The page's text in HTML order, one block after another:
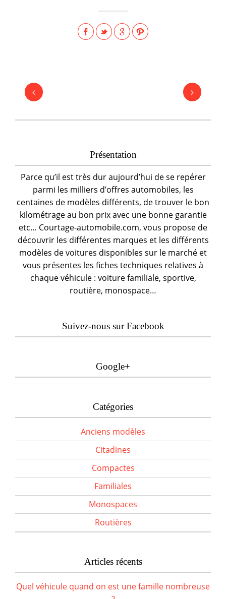
Présentation
Parce qu’il est très dur aujourd’hui de se repérer
parmi les milliers d’offres automobiles, les
centaines de modèles différents, de trouver le bon
kilométrage au bon prix avec une bonne garantie
etc… Courtage-automobile.com, vous propose de
découvrir les différentes marques et les différents
modèles de voitures disponibles sur le marché et
vous présentes les fiches techniques relatives à
chaque véhicule : voiture familiale, sportive,
routière, monospace…
Suivez-nous sur Facebook
Google+
Catégories
Anciens modèles
Citadines
Compactes
Familiales
Monospaces
Routières
Articles récents
Quel véhicule quand on est une famille nombreuse